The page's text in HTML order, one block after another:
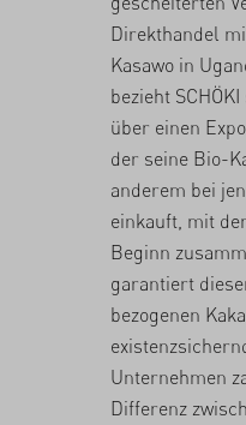
Direkthandel
Kasawo in
bezieht
über einen
der seine Bio-
anderem bei
einkauft, mit
Beginn
garantiert
bezogenen
Unternehmen
Differenz